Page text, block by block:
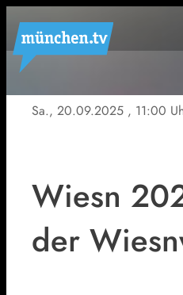
Sa., 20.09.2025 , 11:00
Wiesn
der